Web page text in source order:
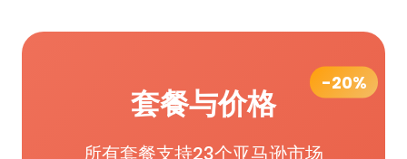
套餐与价格
所有套餐支持23个亚马逊市场
-20%